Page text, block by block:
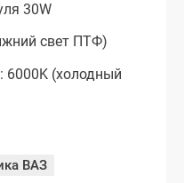
30W
свет ПТФ)
6000K (холодный
ВАЗ